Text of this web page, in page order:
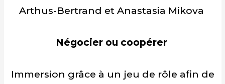
Arthus-Bertrand et Anastasia Mikova
Négocier ou coopérer
Immersion grâce à un jeu de rôle afin de